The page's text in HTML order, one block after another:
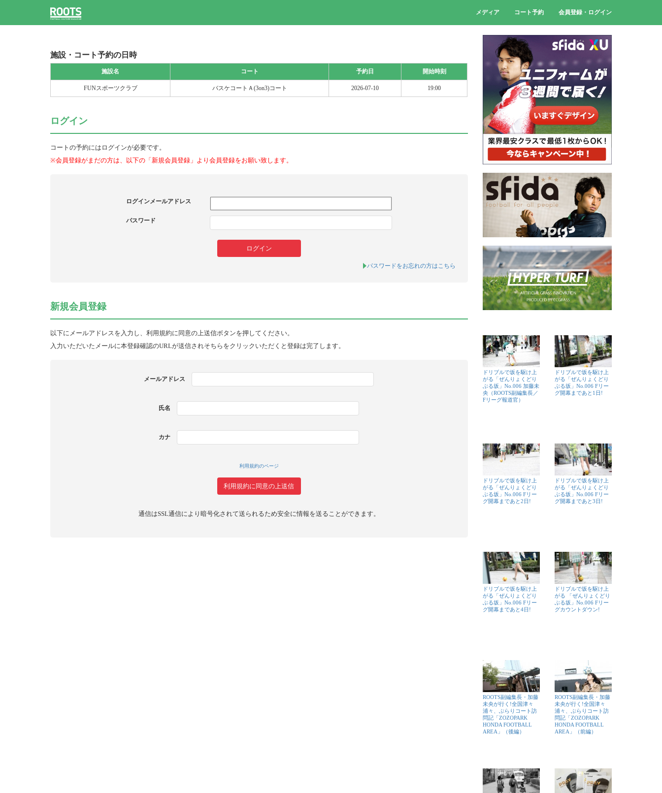
メディア コート予約 会員登録・ログイン
施設・コート予約の日時
施設名 コート 予約日 開始時刻
FUNスポーツクラブ バスケコートＡ(3on3)コート 2026-07-10 19:00
ログイン
コートの予約にはログインが必要です。
※会員登録がまだの方は、以下の「新規会員登録」より会員登録をお願い致します。
ログインメールアドレス
パスワード
パスワードをお忘れの方はこちら
新規会員登録
以下にメールアドレスを入力し、利用規約に同意の上送信ボタンを押してください。
入力いただいたメールに本登録確認のURLが送信されそちらをクリックいただくと登録は完了します。
メールアドレス
氏名
カナ
利用規約のページ
通信はSSL通信により暗号化されて送られるため安全に情報を送ることができます。
ドリブルで坂を駆け上
がる「ぜんりょくどり
ぶる坂」No.006 加藤未
央（ROOTS副編集長／
Fリーグ報道官）
ドリブルで坂を駆け上
がる「ぜんりょくどり
ぶる坂」No.006 Fリー
グ開幕まであと1日!
ドリブルで坂を駆け上
がる「ぜんりょくどり
ぶる坂」No.006 Fリー
グ開幕まであと2日!
ドリブルで坂を駆け上
がる「ぜんりょくどり
ぶる坂」No.006 Fリー
グ開幕まであと3日!
ドリブルで坂を駆け上
がる「ぜんりょくどり
ぶる坂」No.006 Fリー
グ開幕まであと4日!
ドリブルで坂を駆け上
がる 「ぜんりょくどり
ぶる坂」No.006 Fリー
グカウントダウン!
ROOTS副編集長・加藤
未央が行く!全国津々
浦々、ぶらりコート訪
問記「ZOZOPARK
HONDA FOOTBALL
AREA」（後編）
ROOTS副編集長・加藤
未央が行く!全国津々
浦々、ぶらりコート訪
問記「ZOZOPARK
HONDA FOOTBALL
AREA」（前編）